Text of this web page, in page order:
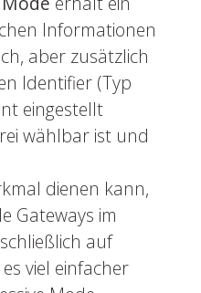
Informationen
aber zusätzlich
Identifier (Typ
eingestellt
wählbar ist und
dienen kann,
Gateways im
auf
viel einfacher